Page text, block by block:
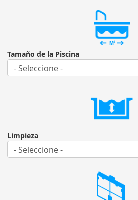
Tamaño de la Piscina
Limpieza